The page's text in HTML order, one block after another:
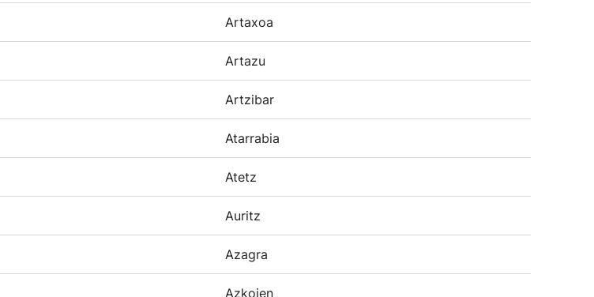
Artaxoa
Artazu
Artzibar
Atarrabia
Atetz
Auritz
Azagra
Azkoien